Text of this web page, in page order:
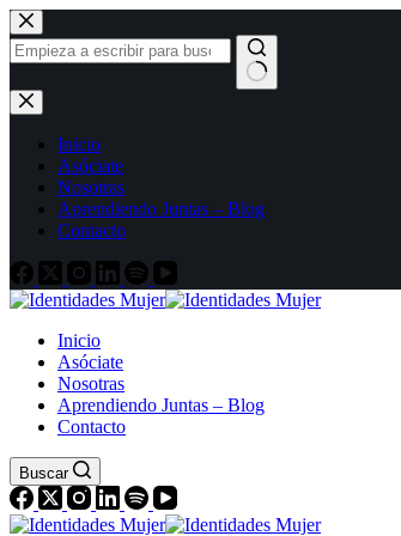
Inicio
Asóciate
Nosotras
Aprendiendo Juntas – Blog
Contacto
Inicio
Asóciate
Nosotras
Aprendiendo Juntas – Blog
Contacto
Buscar